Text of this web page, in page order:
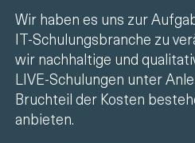
Wir haben es uns zur
IT-Schulungsbranche zu
wir nachhaltige und
LIVE-Schulungen unter
Bruchteil der Kosten
anbieten.